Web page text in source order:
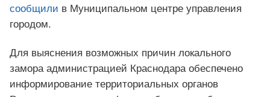
сообщили в Муниципальном центре управления
городом.
Для выяснения возможных причин локального
замора администрацией Краснодара обеспечено
информирование территориальных органов